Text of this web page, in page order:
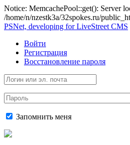
Notice: MemcachePool::get(): Server
/home/n/nzestk3a/32spokes.ru/
PSNet, developing for LiveStreet CMS
Войти
Регистрация
Восстановление пароля
Запомнить меня